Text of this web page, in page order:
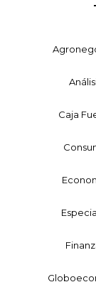
Caja